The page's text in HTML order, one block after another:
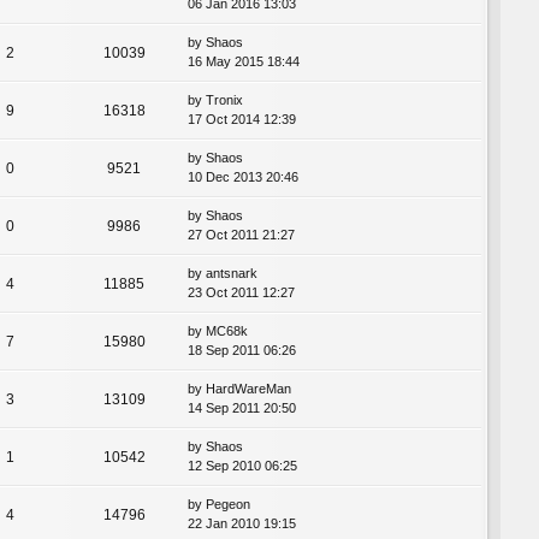
06 Jan 2016 13:03
2 10039
by Shaos
16 May 2015 18:44
9 16318
by Tronix
17 Oct 2014 12:39
0 9521
by Shaos
10 Dec 2013 20:46
0 9986
by Shaos
27 Oct 2011 21:27
4 11885
by antsnark
23 Oct 2011 12:27
7 15980
by MC68k
18 Sep 2011 06:26
3 13109
by HardWareMan
14 Sep 2011 20:50
1 10542
by Shaos
12 Sep 2010 06:25
4 14796
by Pegeon
22 Jan 2010 19:15